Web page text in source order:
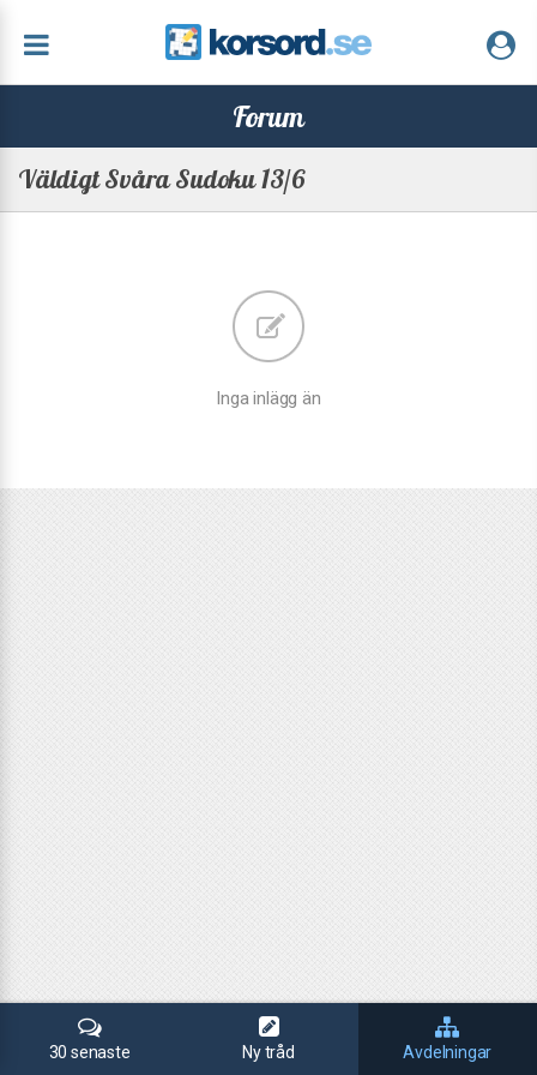
Forum
Väldigt Svåra Sudoku 13/6
Inga inlägg än
30 senaste Ny tråd Avdelningar